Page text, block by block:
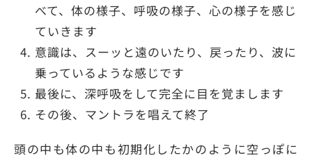
べて、体の様子、呼吸の様子、心の様子を感じ
ていきます
意識は、スーッと遠のいたり、戻ったり、波に
乗っているような感じです
最後に、深呼吸をして完全に目を覚まします
その後、マントラを唱えて終了
頭の中も体の中も初期化したかのように空っぽに